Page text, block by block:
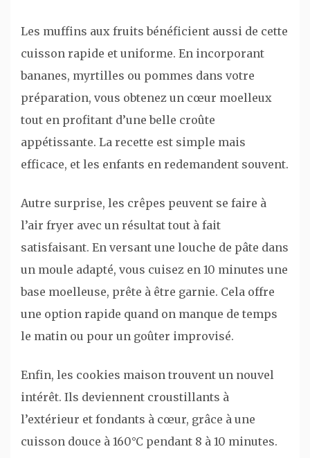
Les muffins aux fruits bénéficient aussi de cette
cuisson rapide et uniforme. En incorporant
bananes, myrtilles ou pommes dans votre
préparation, vous obtenez un cœur moelleux
tout en profitant d’une belle croûte
appétissante. La recette est simple mais
efficace, et les enfants en redemandent souvent.
Autre surprise, les crêpes peuvent se faire à
l’air fryer avec un résultat tout à fait
satisfaisant. En versant une louche de pâte dans
un moule adapté, vous cuisez en 10 minutes une
base moelleuse, prête à être garnie. Cela offre
une option rapide quand on manque de temps
le matin ou pour un goûter improvisé.
Enfin, les cookies maison trouvent un nouvel
intérêt. Ils deviennent croustillants à
l’extérieur et fondants à cœur, grâce à une
cuisson douce à 160°C pendant 8 à 10 minutes.